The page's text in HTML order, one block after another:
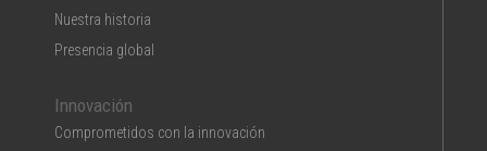
Nuestra historia
Presencia global
Innovación
Comprometidos con la innovación